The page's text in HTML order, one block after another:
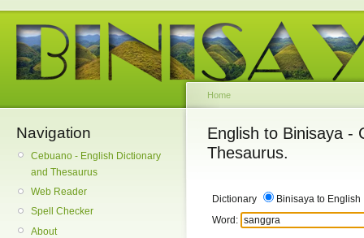
Navigation
Cebuano - English Dictionary
and Thesaurus
Web Reader
Spell Checker
About
Home
English to Binisaya -
Thesaurus.
Dictionary
Binisaya to English
Word: